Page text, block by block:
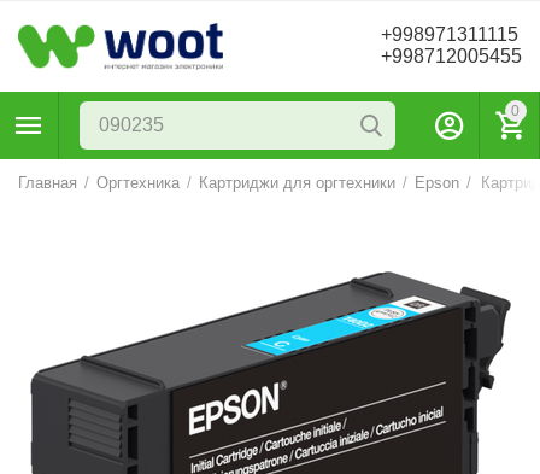
+998971311115
+998712005455
0
Главная / Оргтехника / Картриджи для оргтехники / Epson /